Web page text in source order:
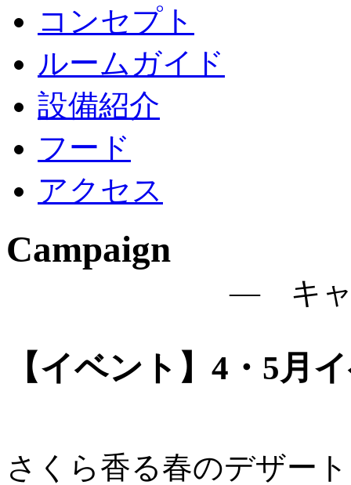
コンセプト
ルームガイド
設備紹介
フード
アクセス
Campaign
― キ
【イベント】4・5月
さくら香る春のデザー